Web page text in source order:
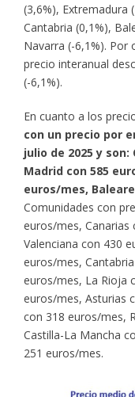
(3,6%), Extremadura
Cantabria (0,1%),
Navarra (-6,1%).
precio interanual
(-6,1%).
En cuanto a los
con un precio por
julio de 2025 y son:
Madrid con 585
euros/mes,
Comunidades con
euros/mes,
Valenciana con 430
euros/mes,
euros/mes, La Rioja
euros/mes, Asturias
con 318 euros/mes,
Castilla-La Mancha
251 euros/mes.